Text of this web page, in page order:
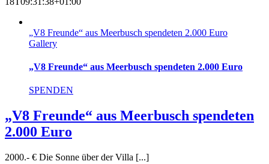
„V8 Freunde“ aus Meerbusch spendeten 2.000 Euro
Gallery
„V8 Freunde“ aus Meerbusch spendeten 2.000 Euro
SPENDEN
„V8 Freunde“ aus Meerbusch spendeten
2.000 Euro
2000.- € Die Sonne über der Villa [...]